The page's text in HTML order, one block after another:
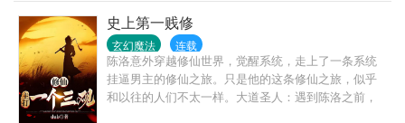
史上第一贱修
玄幻魔法 连载
陈洛意外穿越修仙世界，觉醒系统，走上了一条系统
挂逼男主的修仙之旅。只是他的这条修仙之旅，似乎
和以往的人们不太一样。大道圣人：遇到陈洛之前，